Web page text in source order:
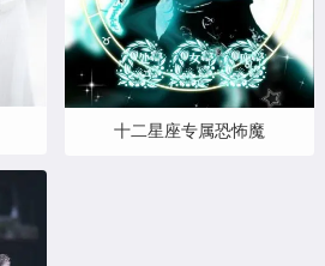
十二星座专属恐怖魔